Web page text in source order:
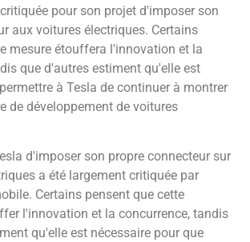
pour son projet d'imposer son
aux voitures électriques. Certains
mesure étouffera l'innovation et la
que d'autres estiment qu'elle est
à Tesla de continuer à montrer
de développement de voitures
d'imposer son propre connecteur sur
a été largement critiquée par
Certains pensent que cette
l'innovation et la concurrence, tandis
qu'elle est nécessaire pour que